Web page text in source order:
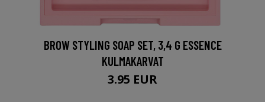
BROW STYLING SOAP SET, 3,4 G ESSENCE
KULMAKARVAT
3.95 EUR